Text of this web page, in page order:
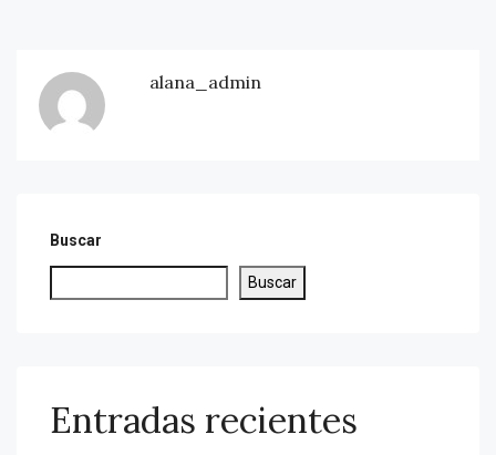
alana_admin
Buscar
Buscar
Entradas recientes